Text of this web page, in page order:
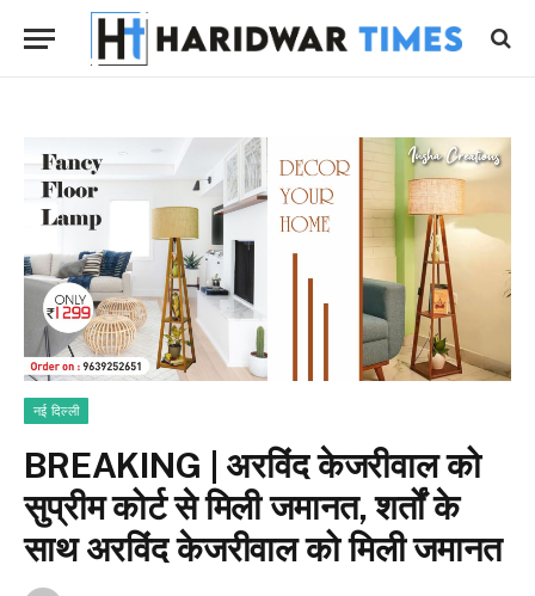
नई दिल्ली
BREAKING | अरविंद केजरीवाल को
सुप्रीम कोर्ट से मिली जमानत, शर्तों के
साथ अरविंद केजरीवाल को मिली जमानत